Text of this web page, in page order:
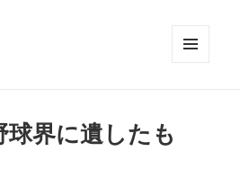
界に遺したも